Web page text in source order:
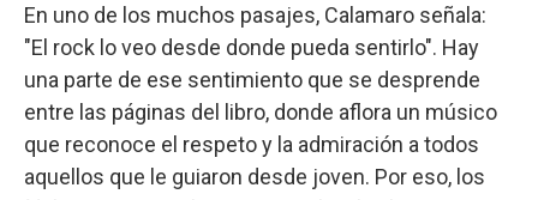
En uno de los muchos pasajes, Calamaro señala:
"El rock lo veo desde donde pueda sentirlo". Hay
una parte de ese sentimiento que se desprende
entre las páginas del libro, donde aflora un músico
que reconoce el respeto y la admiración a todos
aquellos que le guiaron desde joven. Por eso, los